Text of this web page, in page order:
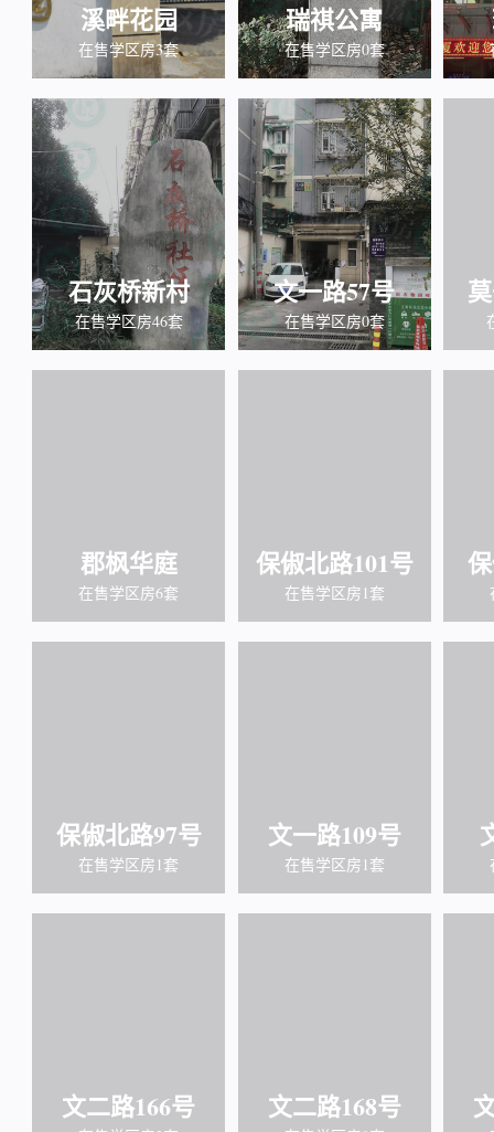
溪畔花园
在售学区房3套
瑞祺公寓
在售学区房0套
石灰桥新村
在售学区房46套
文一路57号
在售学区房0套
郡枫华庭
在售学区房6套
保俶北路101号
在售学区房1套
保俶北路97号
在售学区房1套
文一路109号
在售学区房1套
文二路166号 文二路168号